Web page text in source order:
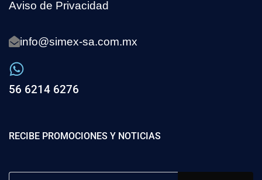
Aviso de Privacidad
info@simex-sa.com.mx
56 6214 6276
RECIBE PROMOCIONES Y NOTICIAS